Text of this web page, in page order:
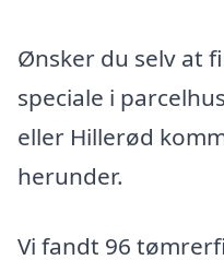
Ønsker du selv at
speciale i
eller Hillerød
herunder.
Vi fandt 96